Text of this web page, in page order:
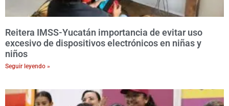
Reitera IMSS-Yucatán importancia de evitar uso
excesivo de dispositivos electrónicos en niñas y
niños
Seguir leyendo »